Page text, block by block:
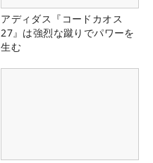
アディダス『コードカオス
27』は強烈な蹴りでパワーを
生む